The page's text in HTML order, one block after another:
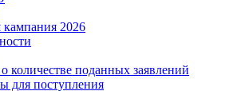
2026
количестве поданных заявлений
для поступления